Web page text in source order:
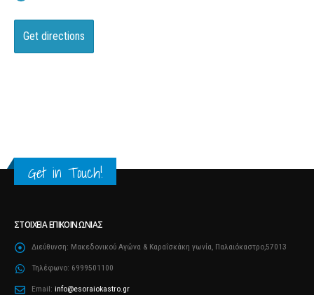
Get in Touch!
ΣΤΟΙΧΕΊΑ ΕΠΙΚΟΙΝΩΝΊΑΣ
Διεύθυνση: Μακεδονικού Αγώνα & Καραΐσκάκη γωνία, Παλαιόκαστρο,57013
Τηλέφωνο: 6999501100
Email: info@esoraiokastro.gr